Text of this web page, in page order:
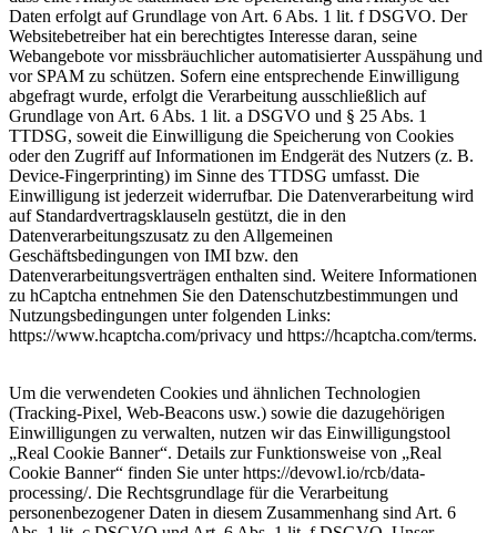
Daten erfolgt auf Grundlage von Art. 6 Abs. 1 lit. f DSGVO. Der
Websitebetreiber hat ein berechtigtes Interesse daran, seine
Webangebote vor missbräuchlicher automatisierter Ausspähung und
vor SPAM zu schützen. Sofern eine entsprechende Einwilligung
abgefragt wurde, erfolgt die Verarbeitung ausschließlich auf
Grundlage von Art. 6 Abs. 1 lit. a DSGVO und § 25 Abs. 1
TTDSG, soweit die Einwilligung die Speicherung von Cookies
oder den Zugriff auf Informationen im Endgerät des Nutzers (z. B.
Device-Fingerprinting) im Sinne des TTDSG umfasst. Die
Einwilligung ist jederzeit widerrufbar. Die Datenverarbeitung wird
auf Standardvertragsklauseln gestützt, die in den
Datenverarbeitungszusatz zu den Allgemeinen
Geschäftsbedingungen von IMI bzw. den
Datenverarbeitungsverträgen enthalten sind. Weitere Informationen
zu hCaptcha entnehmen Sie den Datenschutzbestimmungen und
Nutzungsbedingungen unter folgenden Links:
https://www.hcaptcha.com/privacy und https://hcaptcha.com/terms.
Um die verwendeten Cookies und ähnlichen Technologien
(Tracking-Pixel, Web-Beacons usw.) sowie die dazugehörigen
Einwilligungen zu verwalten, nutzen wir das Einwilligungstool
„Real Cookie Banner“. Details zur Funktionsweise von „Real
Cookie Banner“ finden Sie unter https://devowl.io/rcb/data-
processing/. Die Rechtsgrundlage für die Verarbeitung
personenbezogener Daten in diesem Zusammenhang sind Art. 6